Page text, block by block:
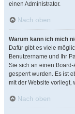
einen Administrator.
Nach oben
Warum kann ich mich
Dafür gibt es viele
Benutzername und Ihr
Sie sich an einen
gesperrt wurden. Es ist
mit der Website vorliegt,
Nach oben